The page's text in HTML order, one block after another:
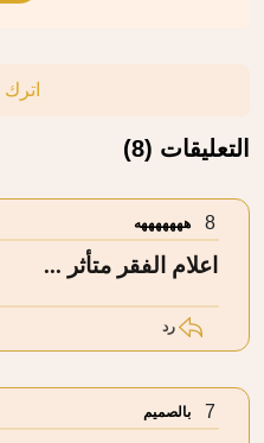
التعليقات (8)
8 هههههههه
اعلام الفقر متأثر ...
رد
7 بالصميم